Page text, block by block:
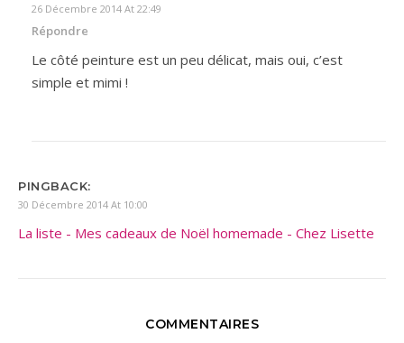
26 Décembre 2014 At 22:49
Répondre
Le côté peinture est un peu délicat, mais oui, c’est
simple et mimi !
PINGBACK:
30 Décembre 2014 At 10:00
La liste - Mes cadeaux de Noël homemade - Chez Lisette
COMMENTAIRES